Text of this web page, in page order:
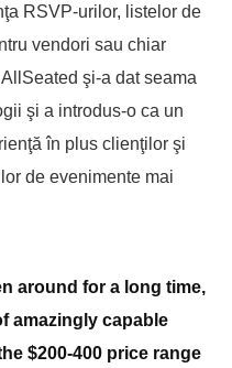
RSVP-urilor, listelor de
vendori sau chiar
şi-a dat seama
şi a introdus-o ca un
în plus clienţilor şi
de evenimente mai
around for a long time,
amazingly capable
$200-400 price range